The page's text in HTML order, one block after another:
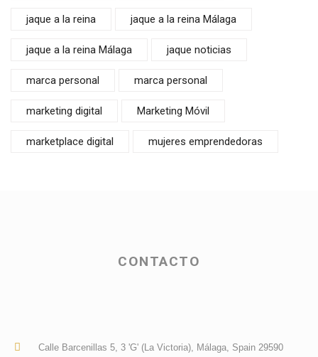
jaque a la reina jaque a la reina Málaga
jaque a la reina Málaga jaque noticias
marca personal marca personal
marketing digital Marketing Móvil
marketplace digital mujeres emprendedoras
CONTACTO
Calle Barcenillas 5, 3 'G' (La Victoria), Málaga, Spain 29590